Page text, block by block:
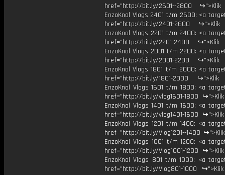
href="http://bit.ly/2601--2800
EnzoKnol Vlogs 2401 t/m 2600: <a
href="http://bit.ly/2401-2600 ↪">Klik
EnzoKnol Vlogs 2201 t/m 2400: <a
href="http://bit.ly/2201-2400 ↪">Klik
EnzoKnol Vlogs 2001 t/m 2200: <a
href="http://bit.ly/2001-2200 ↪">Klik
EnzoKnol Vlogs 1801 t/m 2000: <a
href="http://bit.ly/1801-2000 ↪">Klik
EnzoKnol Vlogs 1601 t/m 1800: <a
href="http://bit.ly/vlog1601-1800
EnzoKnol Vlogs 1401 t/m 1600: <a
href="http://bit.ly/vlog1401-1600
EnzoKnol Vlogs 1201 t/m 1400: <a
href="http://bit.ly/Vlog1201--1400
EnzoKnol Vlogs 1001 t/m 1200: <a
href="http://bit.ly/Vlog1001-1200
EnzoKnol Vlogs 801 t/m 1000: <a
href="http://bit.ly/Vlog801-1000